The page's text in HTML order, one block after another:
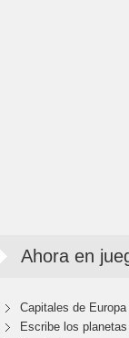
Ahora en
Capitales de
Escribe los